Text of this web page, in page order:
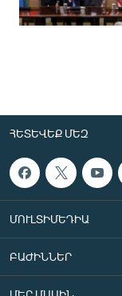
ՀԵՏԵՎԵՔ ՄԵԶ
ՄՈՒԼՏԻՄԵԴԻԱ
ԲԱԺԻՆՆԵՐ